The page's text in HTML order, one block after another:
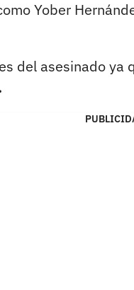
Yober
del asesinado ya